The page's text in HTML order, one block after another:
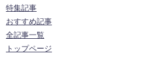
特集記事
おすすめ記事
全記事一覧
トップページ